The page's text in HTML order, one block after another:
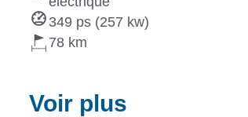
349 ps (257 kw)
78
Voir plus